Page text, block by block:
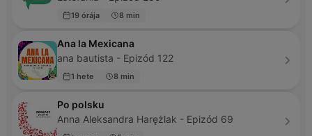
19 órája 8 min
Ana la Mexicana
ana bautista - Epizód 122
1 hete 8 min
Po polsku
Anna Aleksandra Harężlak - Epizód 69